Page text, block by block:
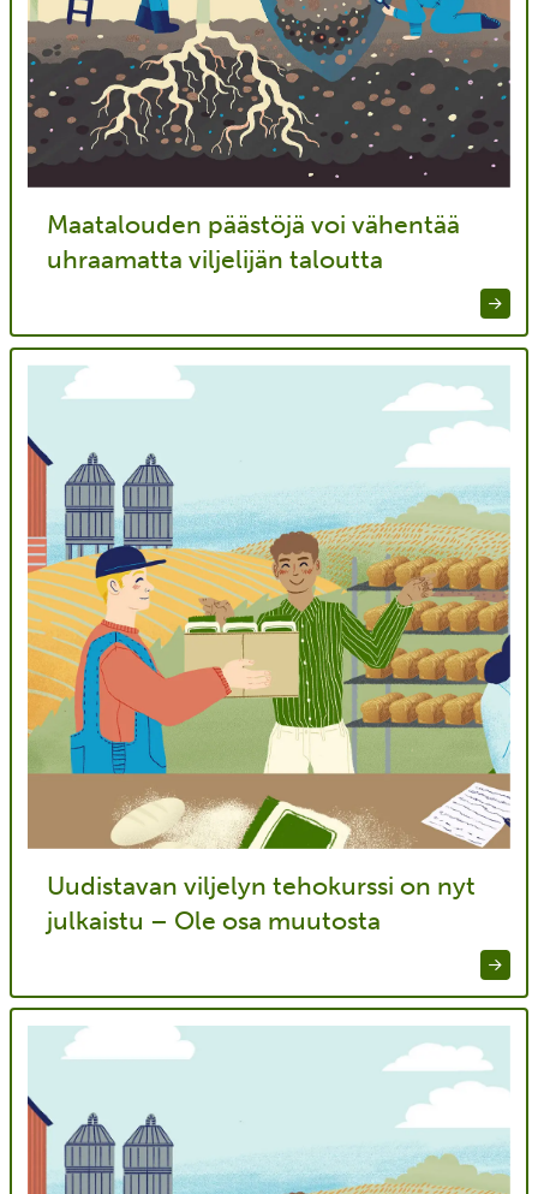
Maatalouden päästöjä voi vähentää
uhraamatta viljelijän taloutta
Uudistavan viljelyn tehokurssi on nyt
julkaistu – Ole osa muutosta